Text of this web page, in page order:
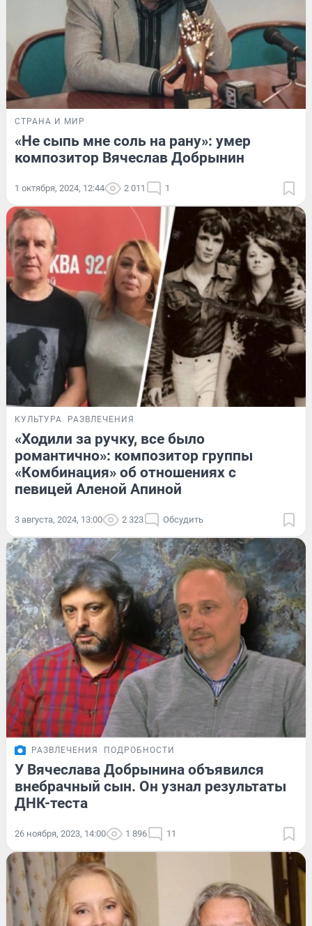
СТРАНА И МИР
«Не сыпь мне соль на рану»: умер
композитор Вячеслав Добрынин
1 октября, 2024, 12:44 2 011 1
КУЛЬТУРА РАЗВЛЕЧЕНИЯ
«Ходили за ручку, все было
романтично»: композитор группы
«Комбинация» об отношениях с
певицей Аленой Апиной
3 августа, 2024, 13:00 2 323 Обсудить
РАЗВЛЕЧЕНИЯ ПОДРОБНОСТИ
У Вячеслава Добрынина объявился
внебрачный сын. Он узнал результаты
ДНК-теста
26 ноября, 2023, 14:00 1 896 11